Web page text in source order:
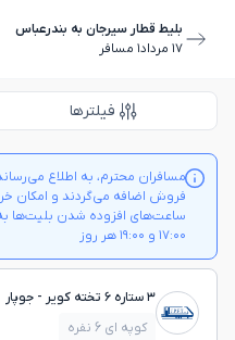
بلیط قطار سیرجان به بندرعباس
١٧ مرداد
١ مسافر
فیلترها
مسافران محترم، به اطلاع
فروش اضافه می‌گردند و امکان
۱۷:۰۰ و ۱۹:۰۰ هر روز
۳ ستاره ۶ تخته کویر - جوپار
کوپه ای 6 نفره